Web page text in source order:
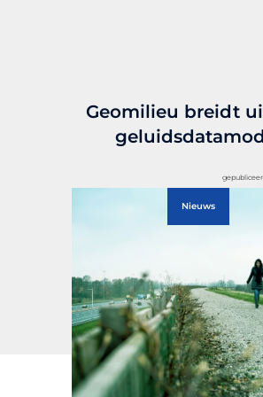
Geomilieu breidt
Nieuws